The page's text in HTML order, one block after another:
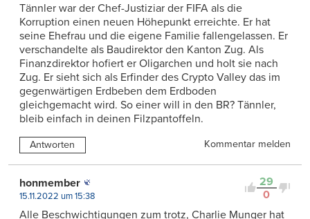
Tännler war der Chef-Justiziar der FIFA als die
Korruption einen neuen Höhepunkt erreichte. Er hat
seine Ehefrau und die eigene Familie fallengelassen. Er
verschandelte als Baudirektor den Kanton Zug. Als
Finanzdirektor hofiert er Oligarchen und holt sie nach
Zug. Er sieht sich als Erfinder des Crypto Valley das im
gegenwärtigen Erdbeben dem Erdboden
gleichgemacht wird. So einer will in den BR? Tännler,
bleib einfach in deinen Filzpantoffeln.
Antworten Kommentar melden
29
0
honmember
15.11.2022 um 15:38
Alle Beschwichtigungen zum trotz, Charlie Munger hat